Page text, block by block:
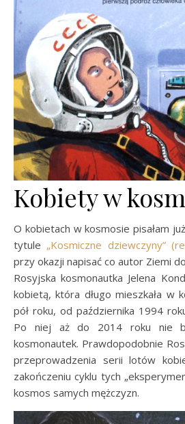
Kobiety w
O kobietach w kosmosie pisałam
tytule „Kosmiczne dziewczyny”
przy okazji napisać co autor Ziemi
Rosyjska kosmonautka Jelena
kobietą, która długo mieszkała w
pół roku, od października 1994
Po niej aż do 2014 roku nie
kosmonautek. Prawdopodobnie
przeprowadzenia serii lotów
zakończeniu cyklu tych
kosmos samych mężczyzn.